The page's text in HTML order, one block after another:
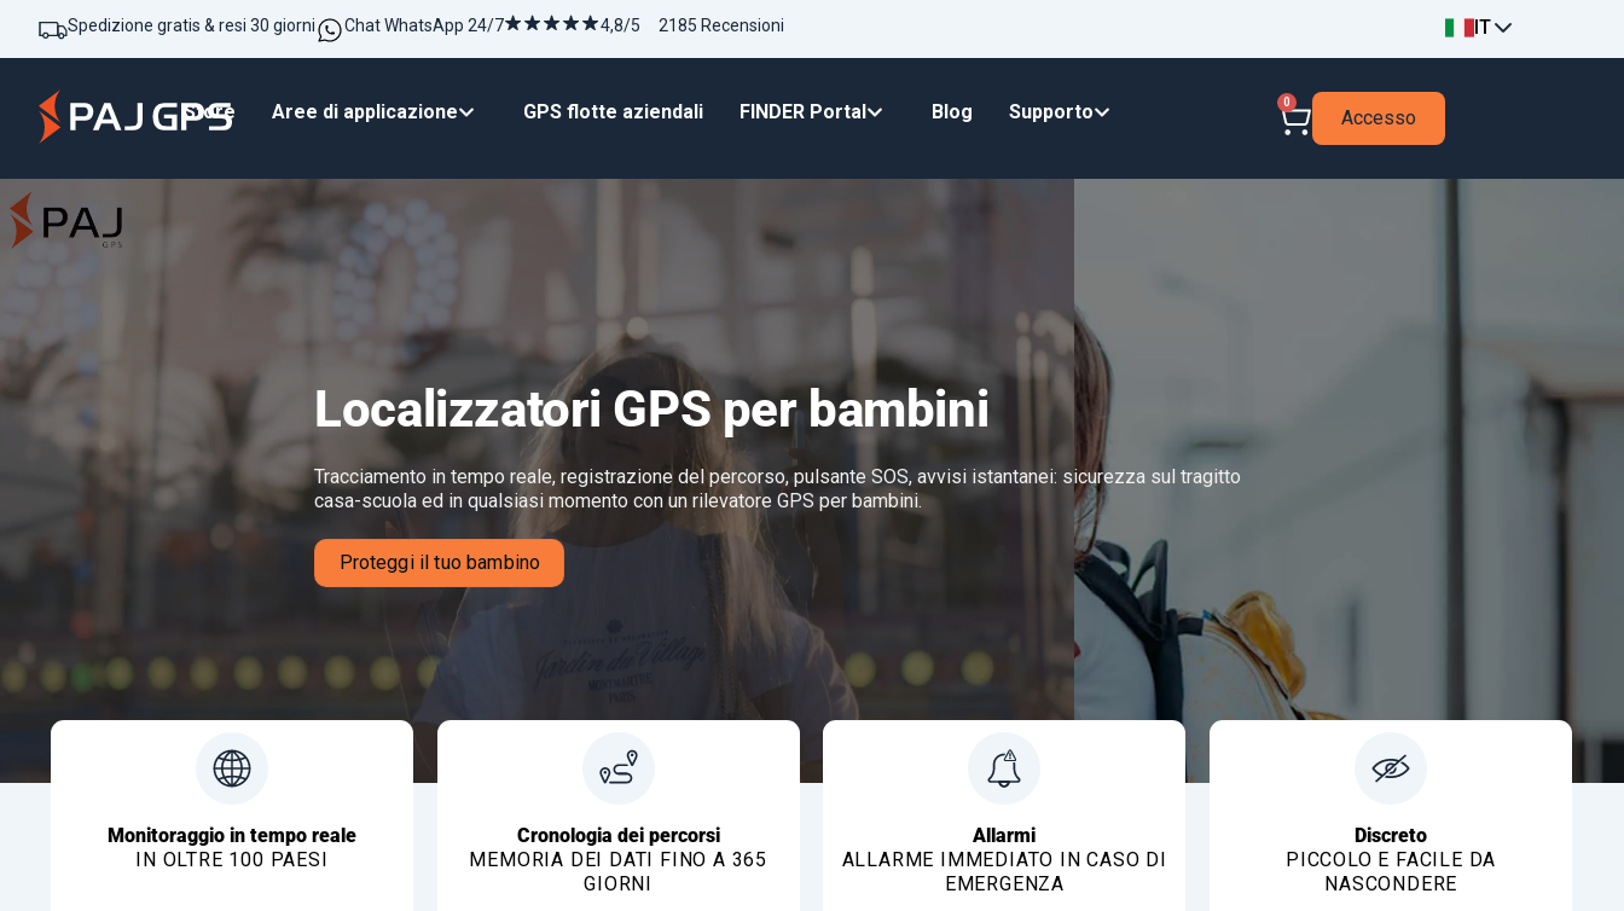
Spedizione gratis & resi 30 giorni Chat WhatsApp 24/7 4,8/5 2185 Recensioni IT
Store Aree di applicazione GPS flotte aziendali FINDER Portal Blog Supporto 0
Accesso
Localizzatori GPS per bambini
Tracciamento in tempo reale, registrazione del percorso, pulsante SOS, avvisi istantanei: sicurezza sul tragitto
casa-scuola ed in qualsiasi momento con un rilevatore GPS per bambini.
Proteggi il tuo bambino
Monitoraggio in tempo reale
IN OLTRE 100 PAESI
Cronologia dei percorsi
MEMORIA DEI DATI FINO A 365
GIORNI
Allarmi
ALLARME IMMEDIATO IN CASO DI
EMERGENZA
Discreto
PICCOLO E FACILE DA
NASCONDERE